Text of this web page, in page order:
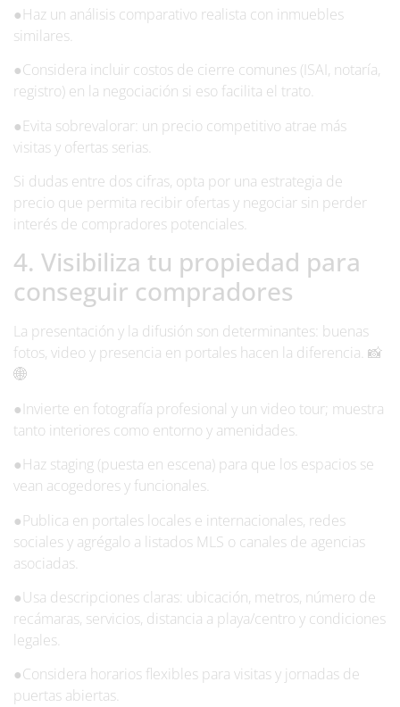
●Haz un análisis comparativo realista con inmuebles
similares.
●Considera incluir costos de cierre comunes (ISAI, notaría,
registro) en la negociación si eso facilita el trato.
●Evita sobrevalorar: un precio competitivo atrae más
visitas y ofertas serias.
Si dudas entre dos cifras, opta por una estrategia de
precio que permita recibir ofertas y negociar sin perder
interés de compradores potenciales.
4. Visibiliza tu propiedad para
conseguir compradores
La presentación y la difusión son determinantes: buenas
fotos, video y presencia en portales hacen la diferencia. 📸
🌐
●Invierte en fotografía profesional y un video tour; muestra
tanto interiores como entorno y amenidades.
●Haz staging (puesta en escena) para que los espacios se
vean acogedores y funcionales.
●Publica en portales locales e internacionales, redes
sociales y agrégalo a listados MLS o canales de agencias
asociadas.
●Usa descripciones claras: ubicación, metros, número de
recámaras, servicios, distancia a playa/centro y condiciones
legales.
●Considera horarios flexibles para visitas y jornadas de
puertas abiertas.